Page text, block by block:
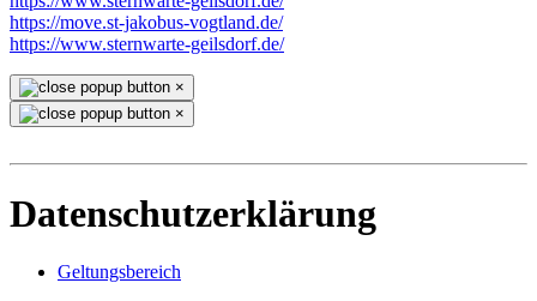
https://move.st-jakobus-vogtland.de/
https://www.sternwarte-geilsdorf.de/
×
×
Datenschutzerklärung
Geltungsbereich